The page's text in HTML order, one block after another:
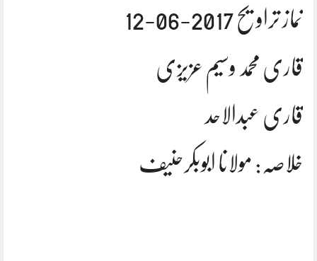
نماز تراویح 2017-06-12
قاری محمد وسیم عزیزی
قاری عبدالاحد
خلاصہ: مولانا ابوبکرحنیف